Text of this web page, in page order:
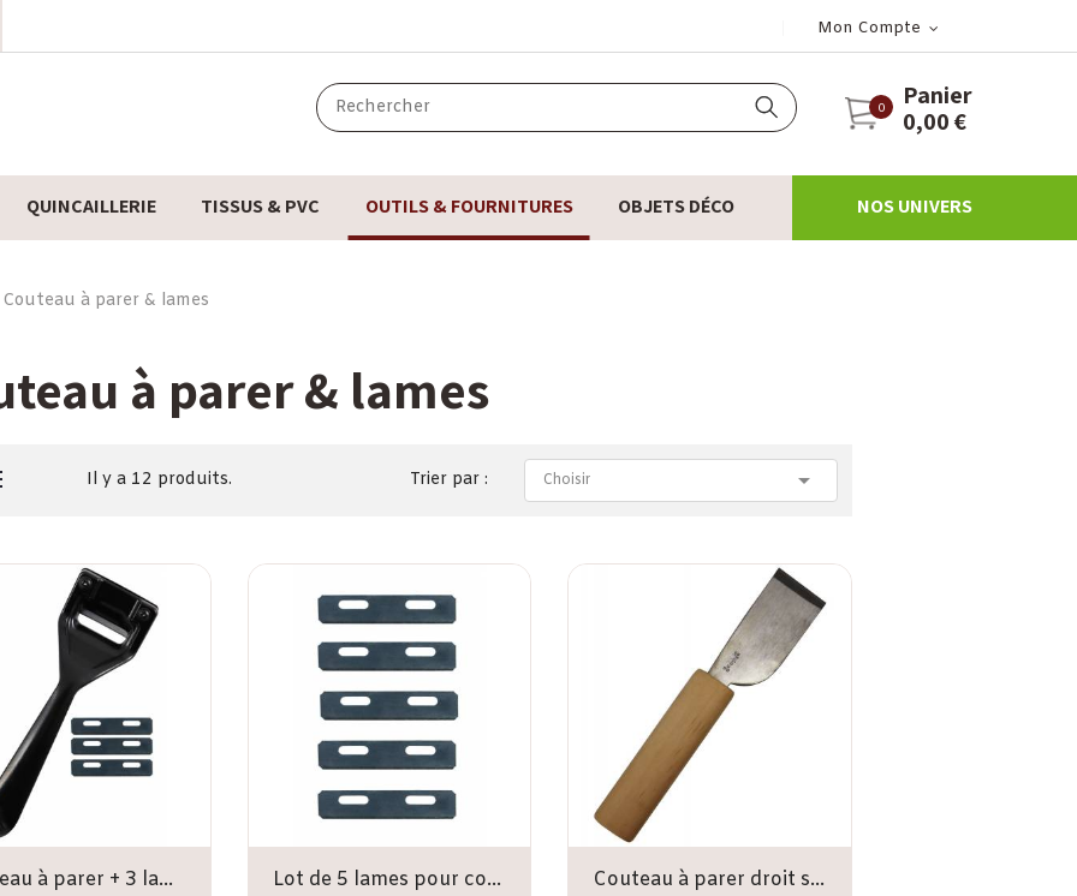
Mon Compte
0
Panier
0,00 €
QUINCAILLERIE TISSUS & PVC OUTILS & FOURNITURES OBJETS DÉCO NOS UNIVERS
Couteau à parer & lames
à parer & lames
Il y a 12 produits. Trier par : Choisir 
Couteau à parer + 3 lames Lot de 5 lames pour couteau à parer Couteau à parer droit style Japonais